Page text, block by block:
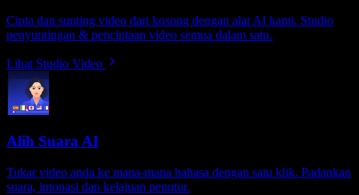
Cipta dan sunting video dari kosong dengan alat AI kami. Studio
penyuntingan & penciptaan video semua dalam satu.
Lihat Studio Video
Alih Suara AI
Tukar video anda ke mana-mana bahasa dengan satu klik. Padankan
suara, intonasi dan kelajuan penutur.